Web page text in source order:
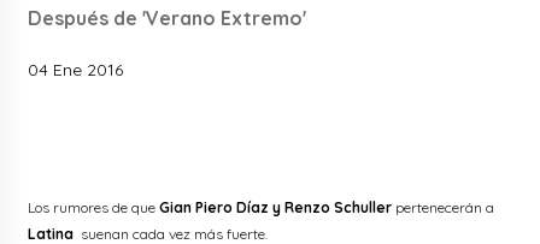
Después de 'Verano Extremo'
04 Ene 2016
Los rumores de queGian Piero Díaz y Renzo Schuller pertenecerán a
Latina suenan cada vez más fuerte.